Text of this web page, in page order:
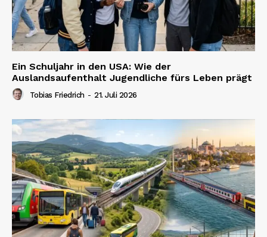
Ein Schuljahr in den USA: Wie der
Auslandsaufenthalt Jugendliche fürs Leben prägt
Tobias Friedrich - 21. Juli 2026